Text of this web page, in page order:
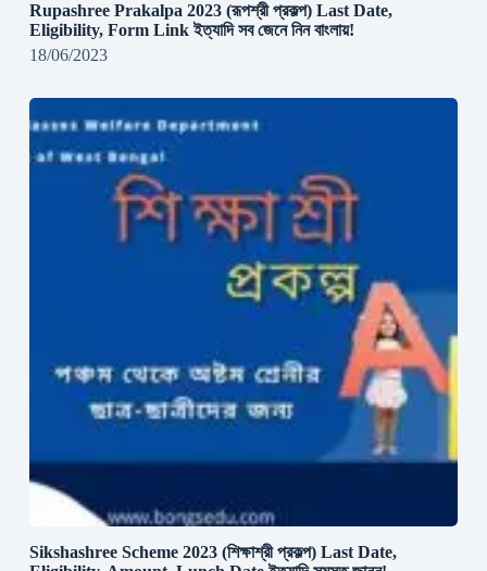
Rupashree Prakalpa 2023 (রূপশ্রী প্রকল্প) Last Date,
Eligibility, Form Link ইত্যাদি সব জেনে নিন বাংলায়!
18/06/2023
Sikshashree Scheme 2023 (শিক্ষাশ্রী প্রকল্প) Last Date,